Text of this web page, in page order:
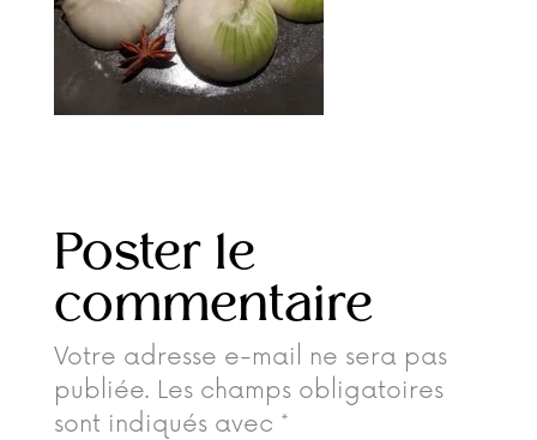
Poster le
commentaire
Votre adresse e-mail ne sera pas
publiée. Les champs obligatoires
sont indiqués avec *